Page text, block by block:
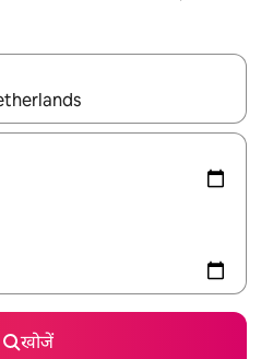
डाउन 'ऐरो की' का इस्तेमाल करके नेविगेट
खोजें